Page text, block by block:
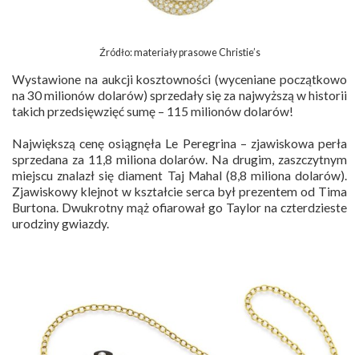
Źródło: materiały prasowe Christie’s
Wystawione na aukcji kosztowności (wyceniane początkowo
na 30 milionów dolarów) sprzedały się za najwyższą w historii
takich przedsięwzięć sumę – 115 milionów dolarów!
Największą cenę osiągnęła Le Peregrina – zjawiskowa perła
sprzedana za 11,8 miliona dolarów. Na drugim, zaszczytnym
miejscu znalazł się diament Taj Mahal (8,8 miliona dolarów).
Zjawiskowy klejnot w kształcie serca był prezentem od Tima
Burtona. Dwukrotny mąż ofiarował go Taylor na czterdzieste
urodziny gwiazdy.